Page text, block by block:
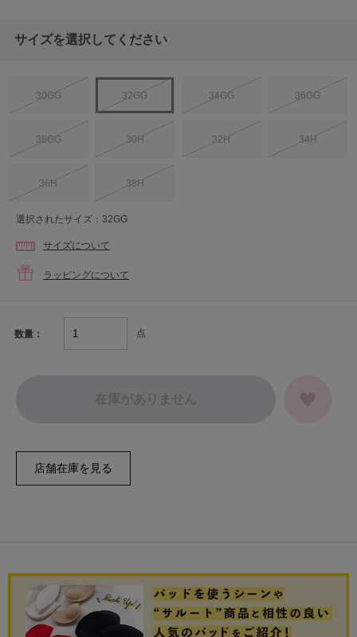
サイズを選択してください
30GG 32GG 34GG 36GG
38GG 30H 32H 34H
36H 38H
選択されたサイズ：32GG
サイズについて
ラッピングについて
数量： 点
在庫がありません